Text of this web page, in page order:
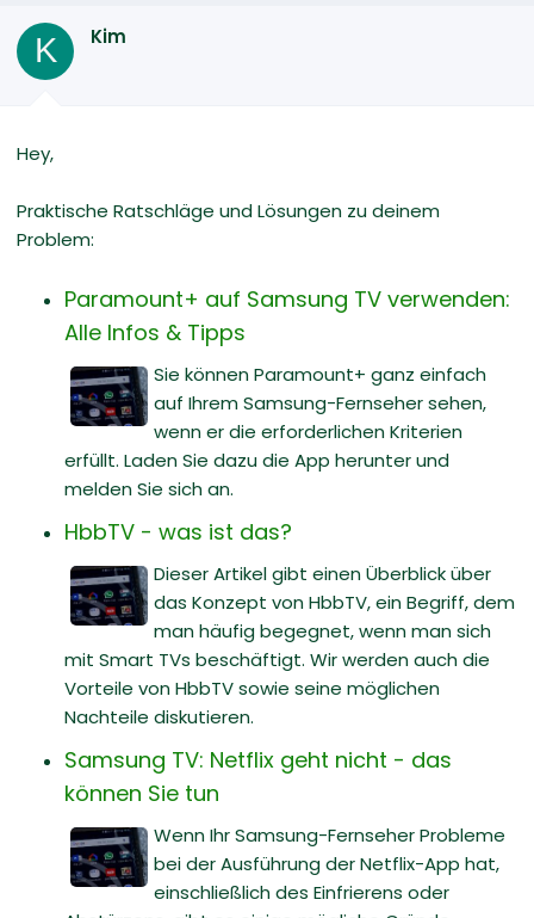
K Kim
Hey,
Praktische Ratschläge und Lösungen zu deinem
Problem:
Paramount+ auf Samsung TV verwenden:
Alle Infos & Tipps
Sie können Paramount+ ganz einfach
auf Ihrem Samsung-Fernseher sehen,
wenn er die erforderlichen Kriterien
erfüllt. Laden Sie dazu die App herunter und
melden Sie sich an.
HbbTV - was ist das?
Dieser Artikel gibt einen Überblick über
das Konzept von HbbTV, ein Begriff, dem
man häufig begegnet, wenn man sich
mit Smart TVs beschäftigt. Wir werden auch die
Vorteile von HbbTV sowie seine möglichen
Nachteile diskutieren.
Samsung TV: Netflix geht nicht - das
können Sie tun
Wenn Ihr Samsung-Fernseher Probleme
bei der Ausführung der Netflix-App hat,
einschließlich des Einfrierens oder